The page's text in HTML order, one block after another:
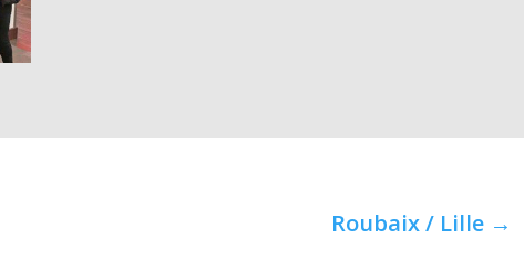
Roubaix / Lille →